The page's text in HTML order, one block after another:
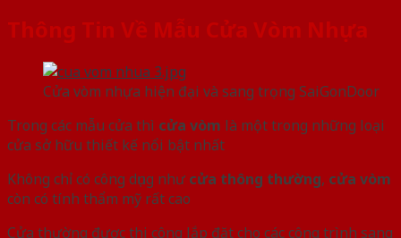
Thông Tin Về Mẫu Cửa Vòm Nhựa
Cửa vòm nhựa hiện đại và sang trọng SaiGonDoor
Trong các mẫu cửa thì cửa vòm là một trong những loại
cửa sở hữu thiết kế nổi bật nhất
Không chỉ có công dụng như cửa thông thường, cửa vòm
còn có tính thẩm mỹ rất cao
Cửa thường được thi công lắp đặt cho các công trình sang